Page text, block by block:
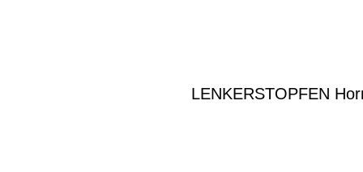
LENKERSTOPFEN